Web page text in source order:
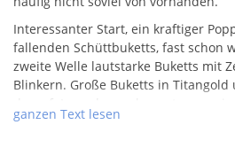
Interessanter Start, ein kraftiger
fallenden Schüttbuketts, fast schon
zweite Welle lautstarke Buketts mit
Blinkern. Große Buketts in
darauf. Irgendwann kommt es zu
die Himmelherrschaft – tolles Finale!
ganzen Text lesen